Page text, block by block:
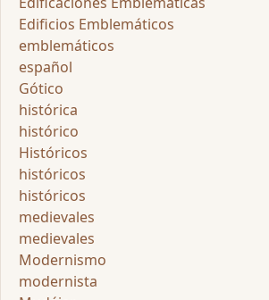
Edificios Emblemáticos
emblemáticos
español
Gótico
histórica
histórico
Históricos
históricos
históricos
medievales
medievales
Modernismo
modernista